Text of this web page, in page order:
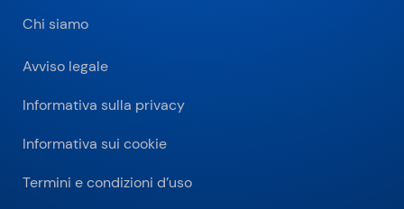
Chi siamo
Avviso legale
Informativa sulla privacy
Informativa sui cookie
Termini e condizioni d’uso